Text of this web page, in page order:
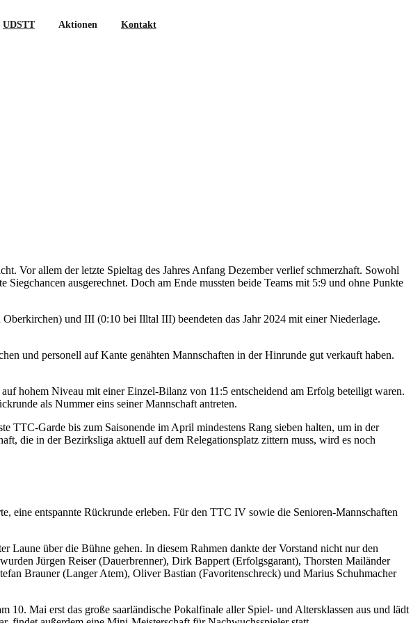
UDSTT Aktionen Kontakt
Vor allem der letzte Spieltag des Jahres Anfang Dezember verlief schmerzhaft. Sowohl
ausgerechnet. Doch am Ende mussten beide Teams mit 5:9 und ohne Punkte
und III (0:10 bei Illtal III) beendeten das Jahr 2024 mit einer Niederlage.
und personell auf Kante genähten Mannschaften in der Hinrunde gut verkauft haben.
hohem Niveau mit einer Einzel-Bilanz von 11:5 entscheidend am Erfolg beteiligt waren.
als Nummer eins seiner Mannschaft antreten.
TTC-Garde bis zum Saisonende im April mindestens Rang sieben halten, um in der
die in der Bezirksliga aktuell auf dem Relegationsplatz zittern muss, wird es noch
eine entspannte Rückrunde erleben. Für den TTC IV sowie die Senioren-Mannschaften
Laune über die Bühne gehen. In diesem Rahmen dankte der Vorstand nicht nur den
Jürgen Reiser (Dauerbrenner), Dirk Bappert (Erfolgsgarant), Thorsten Mailänder
Brauner (Langer Atem), Oliver Bastian (Favoritenschreck) und Marius Schuhmacher
Mai erst das große saarländische Pokalfinale aller Spiel- und Altersklassen aus und lädt